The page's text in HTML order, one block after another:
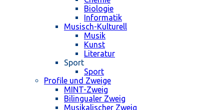
Biologie
Informatik
Musisch-Kulturell
Musik
Kunst
Literatur
Sport
Sport
Profile und Zweige
MINT-Zweig
Bilingualer Zweig
Musikalischer Zweig